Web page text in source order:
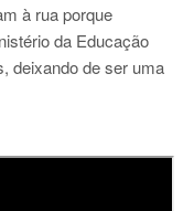
à rua porque
da Educação
deixando de ser uma